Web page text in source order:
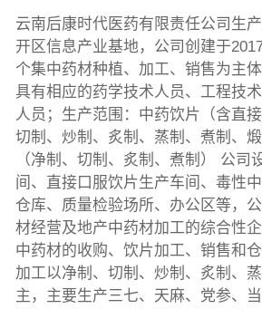
云南后康时代医药有限责任公司生
开区信息产业基地，公司创建于
个集中药材种植、加工、销售为主
具有相应的药学技术人员、工程技
人员；生产范围：中药饮片（含直
切制、炒制、炙制、蒸制、煮制、
（净制、切制、炙制、煮制） 公司
间、直接口服饮片生产车间、毒性
仓库、质量检验场所、办公区等，
材经营及地产中药材加工的综合性
中药材的收购、饮片加工、销售和
加工以净制、切制、炒制、炙制、
主，主要生产三七、天麻、党参、